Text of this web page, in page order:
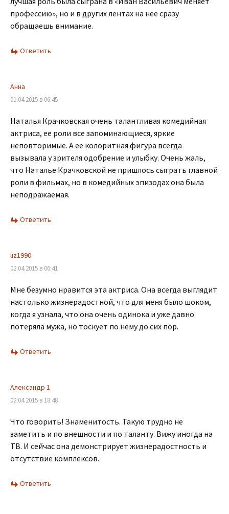
профессию», но и в других лентах на нее сразу
обращаешь внимание.
Ответить
Анна
01.04.2015 в 06:45
Наталья Крачковская очень талантливая комедийная
актриса, ее роли все запоминающиеся, яркие
неповторимые. А ее колоритная фигура всегда
вызывала у зрителя одобрение и улыбку. Очень жаль,
что Наталье Крачковской не пришлось сыграть главной
роли в фильмах, но в комедийных эпизодах она была
неподражаемая.
Ответить
liz1990
02.04.2015 в 06:41
Мне безумно нравится эта актриса. Она всегда выглядит
настолько жизнерадостной, что для меня было шоком,
когда я узнала, что она очень одинока и уже давно
потеряла мужа, но тоскует по нему до сих пор.
Ответить
Александр 1
02.04.2015 в 18:48
Что говорить! Знаменитость. Такую трудно не
заметить и по внешности и по таланту. Вижу иногда на
ТВ. И сейчас она демонстрирует жизнерадостность и
отсутствие комплексов.
Ответить